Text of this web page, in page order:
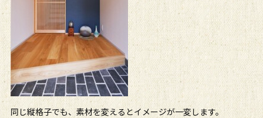
同じ縦格子でも、素材を変えるとイメージが一変します。